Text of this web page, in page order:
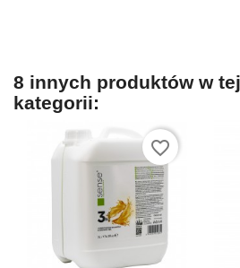
8 innych produktów w
kategorii:
favorite_border